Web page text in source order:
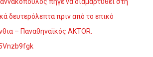
δευτερόλεπτα πριν από το επικό
– Παναθηναϊκός AKTOR.